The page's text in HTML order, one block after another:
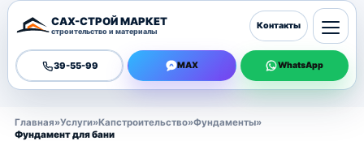
САХ-СТРОЙ МАРКЕТ
строительство и материалы
39-55-99 MAX WhatsApp
Контакты
Главная»Услуги»Капстроительство»Фундаменты»
Фундамент для бани